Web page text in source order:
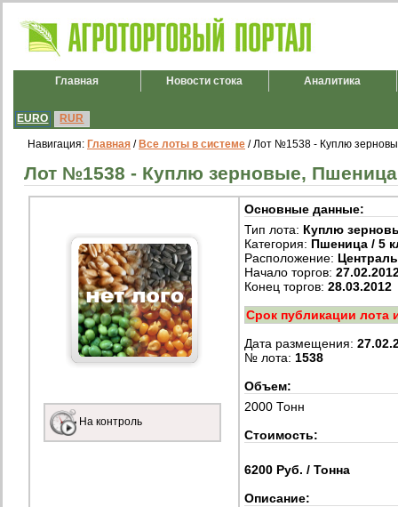
Главная Новости стока Аналитика
EURO RUR
Навигация: Главная / Все лоты в системе / Лот №1538 - Куплю
Лот №1538 - Куплю зерновые, Пшеница
На контроль
Основные данные:
Тип лота: Куплю
Категория: Пшеница / 5
Расположение:
Начало торгов:
Конец торгов: 28.03.2012
Срок публикации лота
Дата размещения:
№ лота: 1538
Объем:
2000 Тонн
Стоимость:
6200 Руб. / Тонна
Описание: